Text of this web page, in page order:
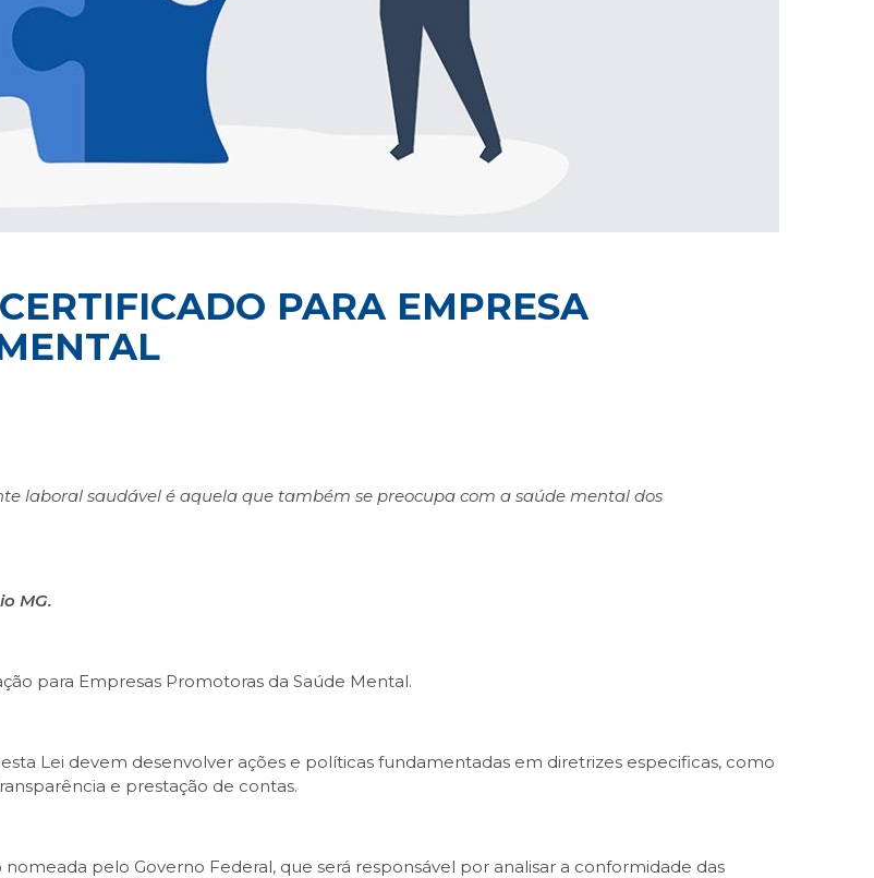
PARA EMPRESA
laboral saudável é aquela que também se preocupa com a saúde mental dos
MG.
para Empresas Promotoras da Saúde Mental.
Lei devem desenvolver ações e políticas fundamentadas em diretrizes especificas, como
e prestação de contas.
pelo Governo Federal, que será responsável por analisar a conformidade das